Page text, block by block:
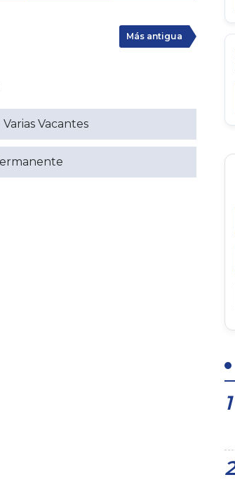
Más antigua
Vacantes